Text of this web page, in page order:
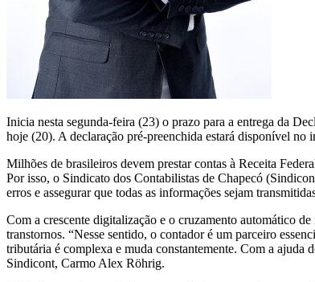
Inicia nesta segunda-feira (23) o prazo para a entrega da
hoje (20). A declaração pré-preenchida estará disponível
Milhões de brasileiros devem prestar contas à Receita
Por isso, o Sindicato dos Contabilistas de Chapecó
erros e assegurar que todas as informações sejam
Com a crescente digitalização e o cruzamento automático
transtornos. “Nesse sentido, o contador é um parceiro
tributária é complexa e muda constantemente. Com a ajuda
Sindicont, Carmo Alex Röhrig.